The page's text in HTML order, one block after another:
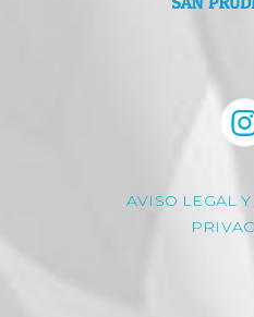
AVISO LEGAL